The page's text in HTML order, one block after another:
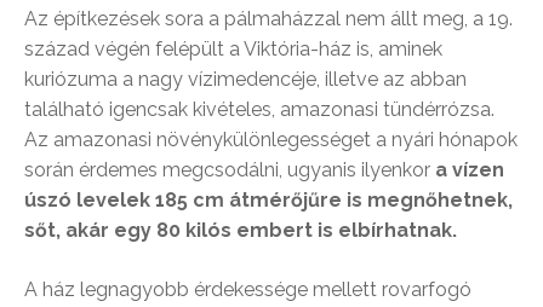
Az építkezések sora a pálmaházzal nem állt meg, a 19.
század végén felépült a Viktória-ház is, aminek
kuriózuma a nagy vízimedencéje, illetve az abban
található igencsak kivételes, amazonasi tündérrózsa.
Az amazonasi növénykülönlegességet a nyári hónapok
során érdemes megcsodálni, ugyanis ilyenkor a vízen
úszó levelek 185 cm átmérőjűre is megnőhetnek,
sőt, akár egy 80 kilós embert is elbírhatnak.
A ház legnagyobb érdekessége mellett rovarfogó